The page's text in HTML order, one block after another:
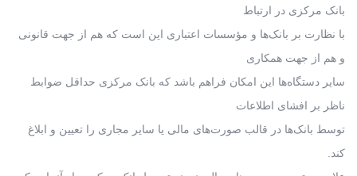
بانک مرکزی در ارتباط
با نظارت بر بانک‌ها و مؤسسات اعتباری این است که هم از جهت قانونی
و هم از جهت همکاری
سایر دستگاه‌‌ها این امکان فراهم باشد که بانک مرکزی حداقل ضوابط
ناظر بر افشای اطلاعات
توسط بانک‌ها در قالب صورت‌های مالی یا سایر مجاری را تعیین و ابلاغ
کند.